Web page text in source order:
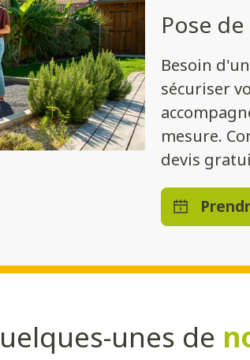
Pose
Besoin
sécuriser
mesure.
devis
unes de